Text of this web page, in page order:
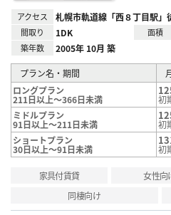
アクセス 札幌市軌道線「西８丁目駅」
間取り 1DK 面積
築年数 2005年 10月 築
プラン名・期間
ロングプラン
211日以上～366日未満
初
ミドルプラン
91日以上～211日未満
初
ショートプラン
30日以上～91日未満 初
家具付賃貸 女性向
同棲向け